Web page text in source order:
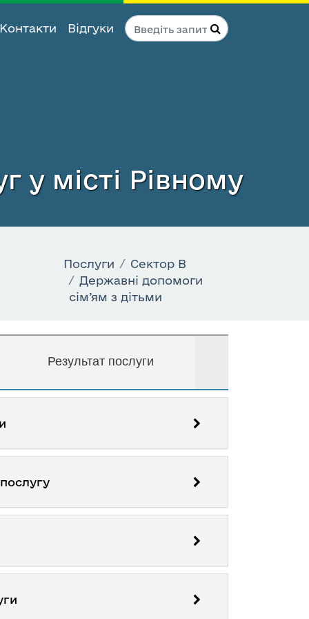
Контакти Відгуки
у місті Рівному
Послуги
Сектор B
Державні допомоги
сім’ям з дітьми
Результат послуги